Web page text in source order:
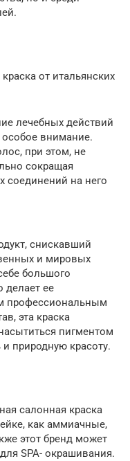
от итальянских
лечебных действий
особое внимание.
при этом, не
сокращая
соединений на него
снискавший
и мировых
большого
делает ее
профессиональным
эта краска
пигментом
природную красоту.
салонная краска
как аммиачные,
этот бренд может
SPA- окрашивания.